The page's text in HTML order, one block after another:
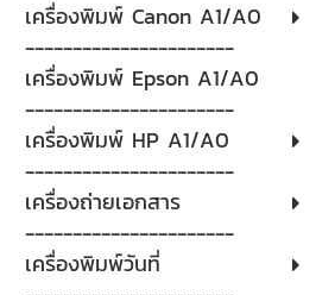
เครื่องพิมพ์ Canon A1/A0
----------------------
เครื่องพิมพ์ Epson A1/A0
----------------------
เครื่องพิมพ์ HP A1/A0
----------------------
เครื่องถ่ายเอกสาร
----------------------
เครื่องพิมพ์วันที่